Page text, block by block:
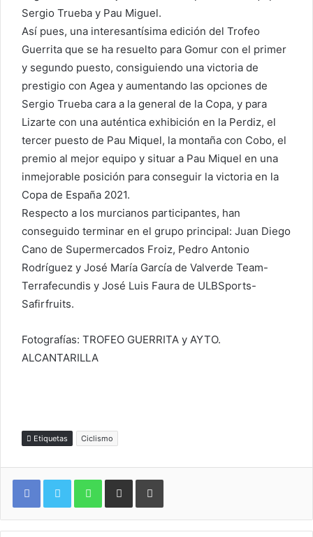
Sergio Trueba y Pau Miguel.
Así pues, una interesantísima edición del Trofeo
Guerrita que se ha resuelto para Gomur con el primer
y segundo puesto, consiguiendo una victoria de
prestigio con Agea y aumentando las opciones de
Sergio Trueba cara a la general de la Copa, y para
Lizarte con una auténtica exhibición en la Perdiz, el
tercer puesto de Pau Miquel, la montaña con Cobo, el
premio al mejor equipo y situar a Pau Miquel en una
inmejorable posición para conseguir la victoria en la
Copa de España 2021.
Respecto a los murcianos participantes, han
conseguido terminar en el grupo principal: Juan Diego
Cano de Supermercados Froiz, Pedro Antonio
Rodríguez y José María García de Valverde Team-
Terrafecundis y José Luis Faura de ULBSports-
Safirfruits.
Fotografías: TROFEO GUERRITA y AYTO.
ALCANTARILLA
Etiquetas Ciclismo
WhatsAppCompartir por correo electrónicoImprimir